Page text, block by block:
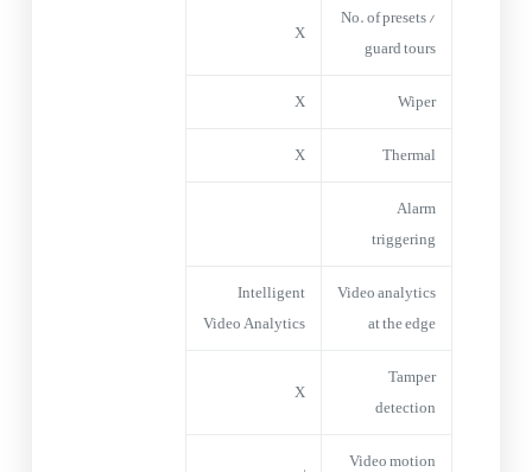
No. of presets /
guard tours
X
Wiper
X
Thermal
X
Alarm
triggering
Video analytics
at the edge
Intelligent
Video Analytics
Tamper
detection
X
Video motion